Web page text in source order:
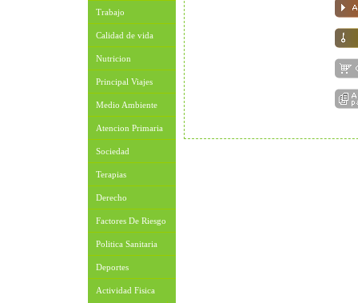
Trabajo
Calidad de vida
Nutricion
Principal Viajes
Medio Ambiente
Atencion Primaria
Sociedad
Terapias
Derecho
Factores De Riesgo
Politica Sanitaria
Deportes
Actividad Fisica